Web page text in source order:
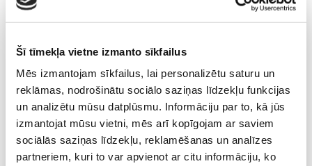
Šī tīmekļa vietne izmanto sīkfailus
Mēs izmantojam sīkfailus, lai personalizētu saturu un
reklāmas, nodrošinātu sociālo saziņas līdzekļu funkcijas
un analizētu mūsu datplūsmu. Informāciju par to, kā jūs
izmantojat mūsu vietni, mēs arī kopīgojam ar saviem
sociālās saziņas līdzekļu, reklamēšanas un analīzes
partneriem, kuri to var apvienot ar citu informāciju, ko
Izpārdots
Emocionālā un psiholoģiskā sagatavošanās
dzemdībām kopā ar Diānu Zandi tiešsaistē ZOOM.US
11.08 10:00-12:00
Brīvo vietu skaits:9
Pieteikties